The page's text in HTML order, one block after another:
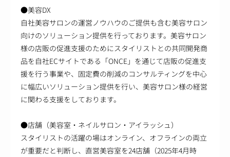
●美容DX
自社美容サロンの運営ノウハウのご提供も含む美容サロン
向けのソリューション提供を行っております。美容サロン
様の店販の促進支援のためにスタイリストとの共同開発商
品を自社ECサイトである「ONCE」を通じて店販の促進支
援を行う事業や、固定費の削減のコンサルティングを中心
に幅広いソリューション提供を行い、美容サロン様の経営
に関わる支援をしております。
●店舗（美容室・ネイルサロン・アイラッシュ）
スタイリストの活躍の場はオンライン、オフラインの両立
が重要だと判断し、直営美容室を24店舗（2025年4月時